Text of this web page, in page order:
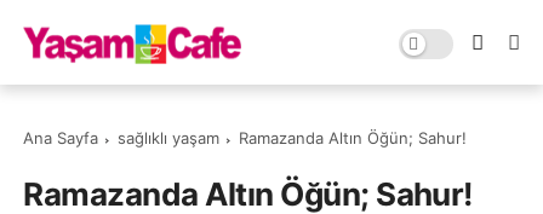
Ana Sayfa sağlıklı yaşam Ramazanda Altın Öğün; Sahur!
Ramazanda Altın Öğün; Sahur!